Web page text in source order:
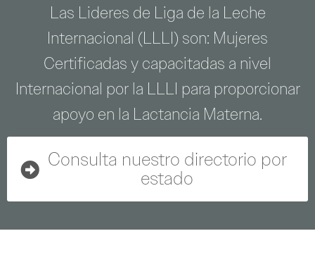
Las Lideres de Liga de la Leche
Internacional (LLLI) son: Mujeres
Certificadas y capacitadas a nivel
Internacional por la LLLI para proporcionar
apoyo en la Lactancia Materna.
Consulta nuestro directorio por
estado